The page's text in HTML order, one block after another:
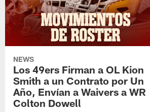
NEWS
Los 49ers Firman a OL Kion
Smith a un Contrato por Un
Año, Envían a Waivers a WR
Colton Dowell